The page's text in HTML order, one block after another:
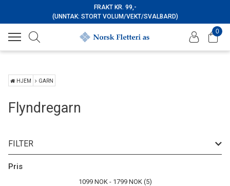
FRAKT KR. 99,-
(UNNTAK: STORT VOLUM/VEKT/SVALBARD)
0
HJEM GARN
Flyndregarn
FILTER
Pris
1099 NOK 1799 NOK 5